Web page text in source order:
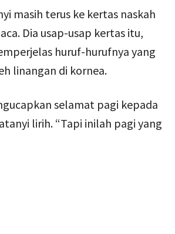
masih terus ke kertas naskah
Dia usap-usap kertas itu,
huruf-hurufnya yang
linangan di kornea.
selamat pagi kepada
lirih. “Tapi inilah pagi yang